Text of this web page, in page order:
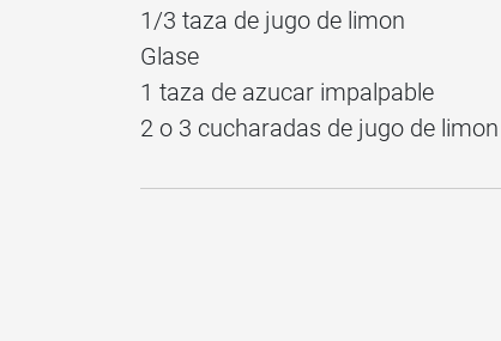
1/3 taza de jugo de limon
Glase
1 taza de azucar impalpable
2 o 3 cucharadas de jugo de limon